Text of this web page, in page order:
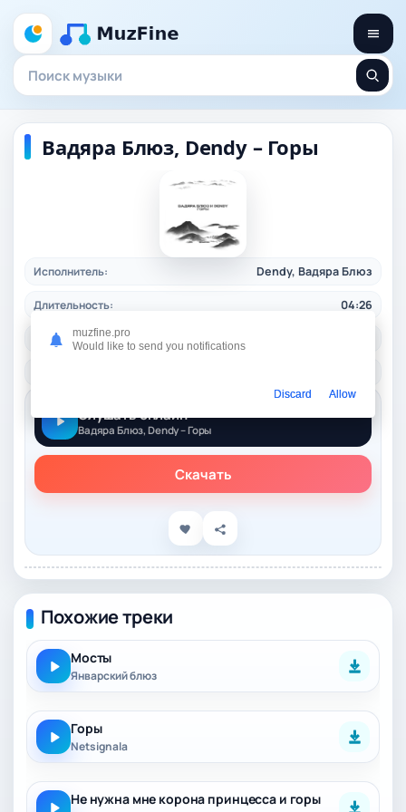
Вадяра Блюз, Dendy – Горы
Исполнитель: Dendy, Вадяра Блюз
Длительность: 04:26
Качество:
Слушать онлайн
Вадяра Блюз, Dendy – Горы
Скачать
Похожие треки
Мосты
Январский блюз
Горы
Netsignala
Не нужна мне корона принцесса и горы
muzfine.pro
Would like to send you notifications
Discard Allow